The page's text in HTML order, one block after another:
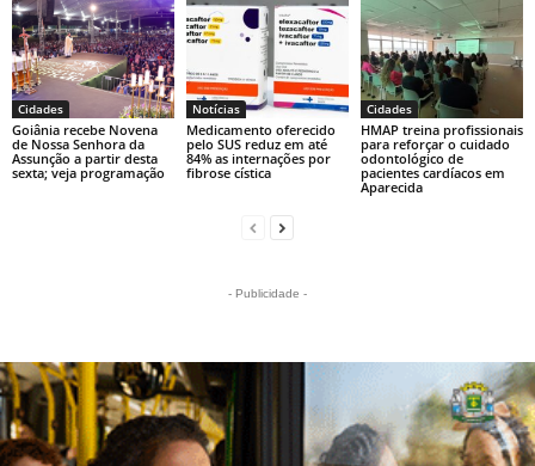
Cidades
Goiânia recebe Novena
de Nossa Senhora da
Assunção a partir desta
sexta; veja programação
Notícias
Medicamento oferecido
pelo SUS reduz em até
84% as internações por
fibrose cística
Cidades
HMAP treina profissionais
para reforçar o cuidado
odontológico de
pacientes cardíacos em
Aparecida
- Publicidade -